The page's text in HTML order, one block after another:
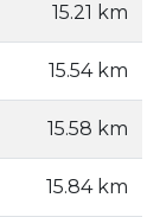
15.21 km
15.54 km
15.58 km
15.84 km